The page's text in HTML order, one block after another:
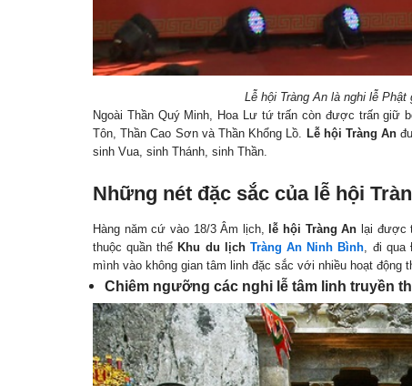
Lễ hội Tràng An là nghi lễ
Ngoài Thần Quý Minh, Hoa Lư tứ trấn còn được trấn
Tôn, Thần Cao Sơn và Thần Khổng Lồ.
Lễ hội Tràng An
sinh Vua, sinh Thánh, sinh Thần.
Những nét đặc sắc của lễ hội
Hàng năm cứ vào 18/3 Âm lịch, lễ hội Tràng An lại được
thuộc quần thể Khu du lịch Tràng An Ninh Bình, đi qua
mình vào không gian tâm linh đặc sắc với nhiều hoạt động
Chiêm ngưỡng các nghi lễ tâm linh truyền